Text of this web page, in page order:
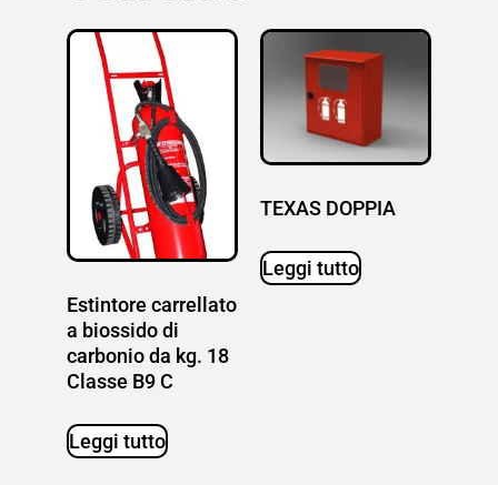
Estintore carrellato
a biossido di
carbonio da kg. 18
Classe B9 C
Leggi tutto
TEXAS DOPPIA
Leggi tutto